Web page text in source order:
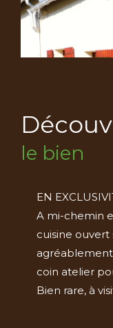
le bien
EN
A mi-chemin
cuisine ouvert
coin atelier
Bien rare, à